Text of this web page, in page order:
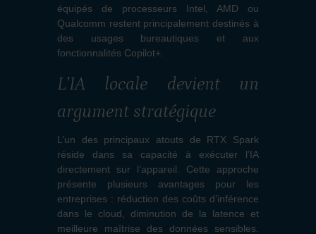
équipés de processeurs Intel, AMD ou
Qualcomm restent principalement destinés à
des usages bureautiques et aux
fonctionnalités Copilot+.
L’IA locale devient un
argument stratégique
L’un des principaux atouts de RTX Spark
réside dans sa capacité à exécuter l’IA
directement sur l’appareil. Cette approche
présente plusieurs avantages pour les
entreprises : réduction des coûts d’inférence
dans le cloud, diminution de la latence et
meilleure maîtrise des données sensibles.